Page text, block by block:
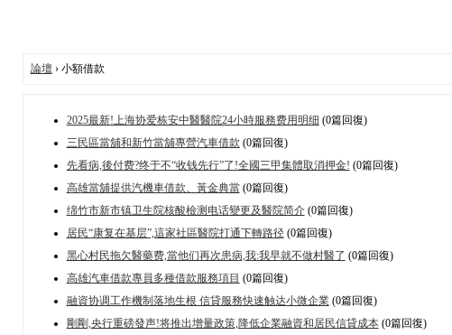
論壇› 小額借款
2025最新!上海协爱栋安中醫醫院24小時服務费用明细 (0篇回復)
三民區當舖和新竹當舖專營汽車借款 (0篇回復)
先看病,後付费?终于不“收钱先行”了!全國三甲集體取消押金! (0篇回復)
高雄當舖提供汽機車借款、黃金典當(0篇回復)
绵竹市新市镇卫生院核酸檢测电话變更及醫院简介(0篇回復)
居民“康复在基层”,這家社區醫院打通下轉路径(0篇回復)
黑心村民拖欠醫藥费,當他们再次患病,我:我早就不做村醫了 (0篇回復)
高雄汽車借款專員多種借款服務項目 (0篇回復)
融資协调工作機制落地生根 信貸服務快速触达小微企業(0篇回復)
剛剛,央行重磅發声!将推出增量政策,降低企業融資和居民信貸成本(0篇回復)